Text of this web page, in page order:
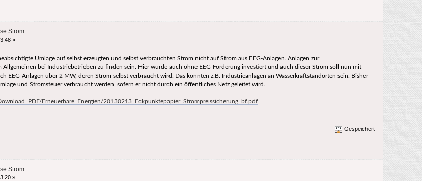
Strom
»
Umlage auf selbst erzeugten und selbst verbrauchten Strom nicht auf Strom aus EEG-Anlagen. Anlagen zur
bei Industriebetrieben zu finden sein. Hier wurde auch ohne EEG-Förderung investiert und auch dieser Strom soll nun mit
EEG-Anlagen über 2 MW, deren Strom selbst verbraucht wird. Das könnten z.B. Industrieanlagen an Wasserkraftstandorten sein. Bisher
und Stromsteuer verbraucht werden, sofern er nicht durch ein öffentliches Netz geleitet wird.
Erneuerbare_Energien/20130213_Eckpunktepapier_Strompreissicherung_bf.pdf
Gespeichert
Strom
»